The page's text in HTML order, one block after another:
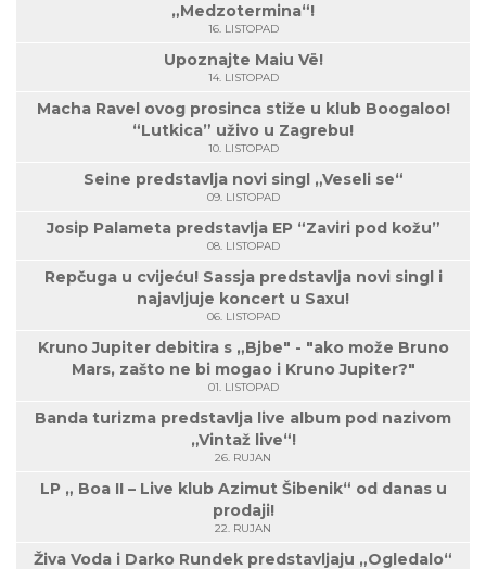
„Medzotermina“!
16. LISTOPAD
Upoznajte Maiu Vë!
14. LISTOPAD
Macha Ravel ovog prosinca stiže u klub Boogaloo!
“Lutkica” uživo u Zagrebu!
10. LISTOPAD
Seine predstavlja novi singl „Veseli se“
09. LISTOPAD
Josip Palameta predstavlja EP “Zaviri pod kožu”
08. LISTOPAD
Repčuga u cvijeću! Sassja predstavlja novi singl i
najavljuje koncert u Saxu!
06. LISTOPAD
Kruno Jupiter debitira s „Bjbe" - "ako može Bruno
Mars, zašto ne bi mogao i Kruno Jupiter?"
01. LISTOPAD
Banda turizma predstavlja live album pod nazivom
„Vintaž live“!
26. RUJAN
LP „ Boa II – Live klub Azimut Šibenik“ od danas u
prodaji!
22. RUJAN
Živa Voda i Darko Rundek predstavljaju „Ogledalo“